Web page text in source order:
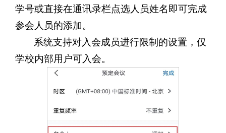
学号或直接在通讯录栏点选人员姓名即可完成
参会人员的添加。
系统支持对入会成员进行限制的设置，仅
学校内部用户可入会。